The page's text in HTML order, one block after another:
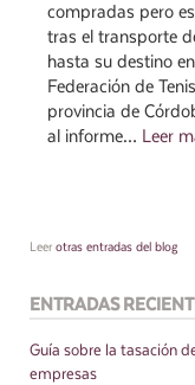
compradas pero
tras el transporte
hasta su destino
Federación de
provincia de
al informe… Leer
Leer otras entradas del blog
ENTRADAS
Guía sobre la tasación
empresas